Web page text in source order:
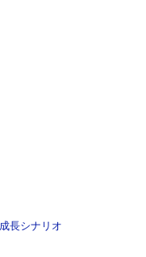
長シナリオ